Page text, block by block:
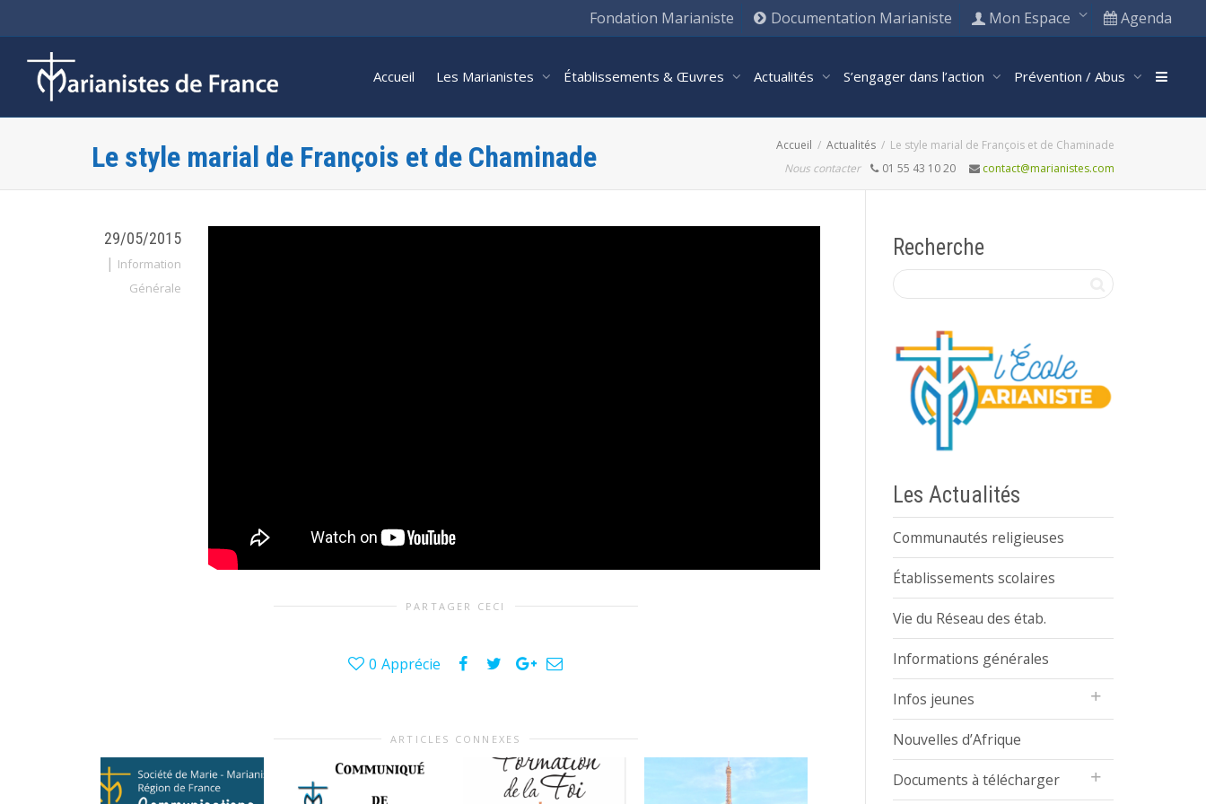
Fondation Marianiste Documentation Marianiste Mon Espace Agenda
Accueil Les Marianistes Établissements & Œuvres Actualités S’engager dans l’action Prévention / Abus
Le style marial de François et de Chaminade Accueil Actualités
Le style marial de François et de Chaminade
Nous contacter
01 55 43 10 20 contact@marianistes.com
29/05/2015
| Information
Générale
PARTAGER CECI
0 Apprécie
ARTICLES CONNEXES
Recherche
Les Actualités
Communautés religieuses
Établissements scolaires
Vie du Réseau des étab.
Informations générales
Infos jeunes
Nouvelles d’Afrique
Documents à télécharger